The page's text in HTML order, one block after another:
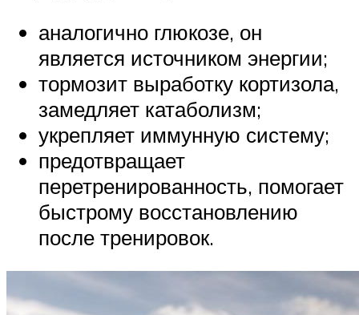
аналогично глюкозе, он
является источником энергии;
тормозит выработку кортизола,
замедляет катаболизм;
укрепляет иммунную систему;
предотвращает
перетренированность, помогает
быстрому восстановлению
после тренировок.